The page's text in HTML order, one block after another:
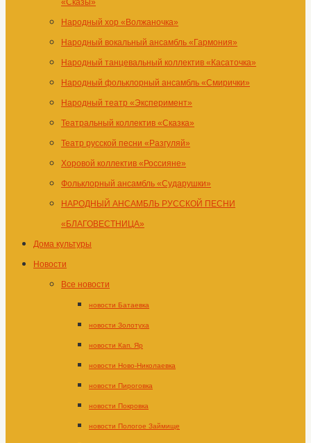
«Сказы»
Народный хор «Волжаночка»
Народный вокальный ансамбль «Гармония»
Народный танцевальный коллектив «Касаточка»
Народный фольклорный ансамбль «Смирички»
Народный театр «Эксперимент»
Театральный коллектив «Сказка»
Театр русской песни «Разгуляй»
Хоровой коллектив «Россияне»
Фольклорный ансамбль «Сударушки»
НАРОДНЫЙ АНСАМБЛЬ РУССКОЙ ПЕСНИ
«БЛАГОВЕСТНИЦА»
Дома культуры
Новости
Все новости
новости Батаевка
новости Золотуха
новости Кап. Яр
новости Ново-Николаевка
новости Пироговка
новости Покровка
новости Пологое Займище